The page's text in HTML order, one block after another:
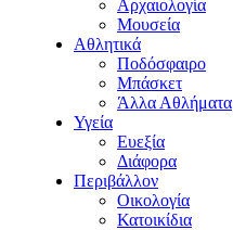
Αρχαιολογία
Μουσεία
Αθλητικά
Ποδόσφαιρο
Μπάσκετ
Άλλα Αθλήματα
Υγεία
Ευεξία
Διάφορα
Περιβάλλον
Οικολογία
Κατοικίδια